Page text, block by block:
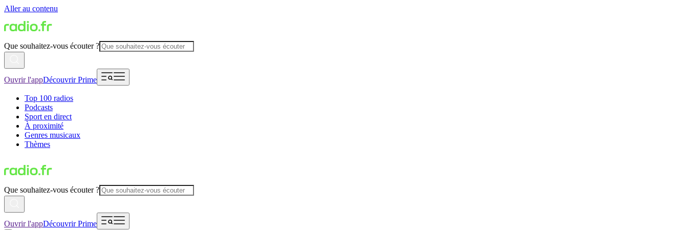
Aller au contenu
Que souhaitez-vous écouter ?
Ouvrir l'appDécouvrir Prime
Top 100 radios
Podcasts
Sport en direct
À proximité
Genres musicaux
Thèmes
Que souhaitez-vous écouter ?
Ouvrir l'appDécouvrir Prime